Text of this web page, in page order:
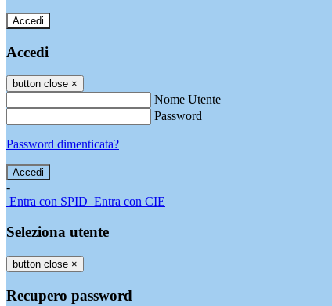
Accedi
Accedi
button close ×
Nome Utente
Password
Password dimenticata?
-
Entra con SPID Entra con CIE
Seleziona utente
button close ×
Recupero password